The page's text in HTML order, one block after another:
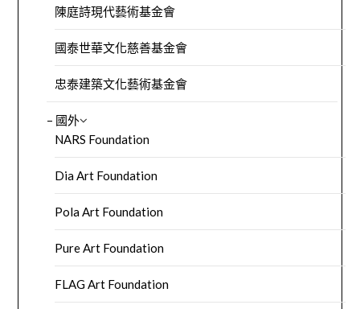
陳庭詩現代藝術基金會
國泰世華文化慈善基金會
忠泰建築文化藝術基金會
– 國外
NARS Foundation
Dia Art Foundation
Pola Art Foundation
Pure Art Foundation
FLAG Art Foundation